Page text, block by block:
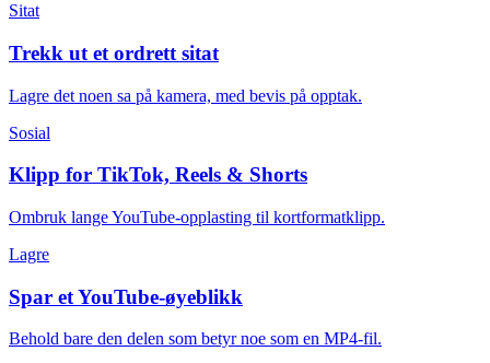
Sitat
Trekk ut et ordrett sitat
Lagre det noen sa på kamera, med bevis på opptak.
Sosial
Klipp for TikTok, Reels & Shorts
Ombruk lange YouTube-opplasting til kortformatklipp.
Lagre
Spar et YouTube-øyeblikk
Behold bare den delen som betyr noe som en MP4-fil.